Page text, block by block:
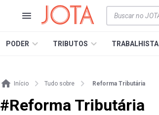
PODER TRIBUTOS TRABALHISTA
Início Tudo sobre Reforma Tributária
#Reforma Tributária